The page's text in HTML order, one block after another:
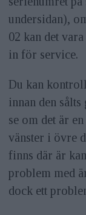
undersidan),
02 kan det
in för service.
Du kan
innan den
se om det är
vänster i övre
finns där är
problem med
dock ett